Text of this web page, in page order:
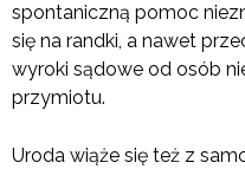
spontaniczną pomoc
się na randki, a nawet
wyroki sądowe od osób
przymiotu.
Uroda wiąże się też z